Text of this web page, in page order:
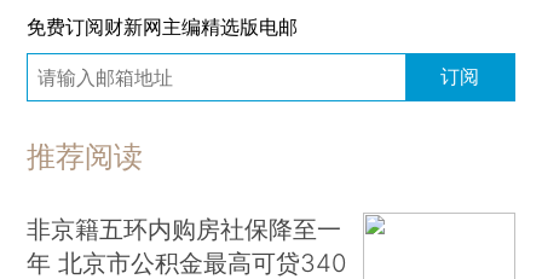
免费订阅财新网主编精选版电邮
订阅
推荐阅读
非京籍五环内购房社保降至一
年 北京市公积金最高可贷340